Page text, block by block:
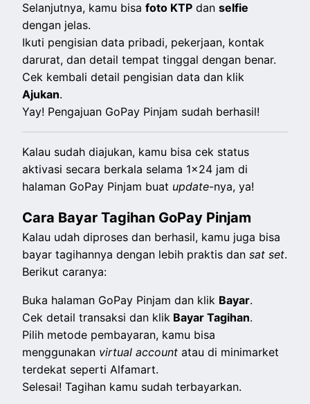
Selanjutnya, kamu bisafoto KTP danselfie
dengan jelas.
Ikuti pengisian data pribadi, pekerjaan, kontak
darurat, dan detail tempat tinggal dengan benar.
Cek kembali detail pengisian data dan klik
Ajukan.
Yay! Pengajuan GoPay Pinjam sudah berhasil!
Kalau sudah diajukan, kamu bisa cek status
aktivasi secara berkala selama 1x24 jam di
halaman GoPay Pinjam buat update-nya, ya!
Cara Bayar Tagihan GoPay Pinjam
Kalau udah diproses dan berhasil, kamu juga bisa
bayar tagihannya dengan lebih praktis dansat set.
Berikut caranya:
Buka halaman GoPay Pinjam dan klik Bayar.
Cek detail transaksi dan klik Bayar Tagihan.
Pilih metode pembayaran, kamu bisa
menggunakan virtual account atau di minimarket
terdekat seperti Alfamart.
Selesai! Tagihan kamu sudah terbayarkan.